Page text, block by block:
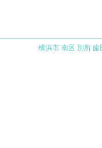
横浜市 南区 別所